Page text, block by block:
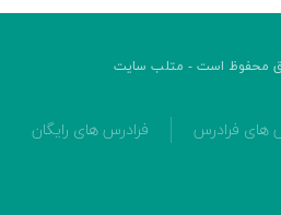
محفوظ است - متلب سایت
های فرادرس
فرادرس های رایگان